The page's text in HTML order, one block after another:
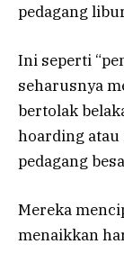
pedagang
Ini seperti
seharusnya
bertolak
hoarding
pedagang
Mereka
menaikkan